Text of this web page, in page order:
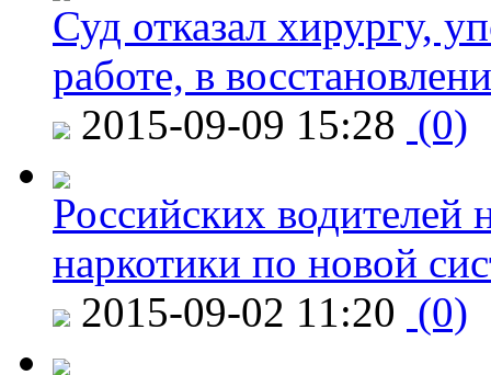
Суд отказал хирургу,
работе, в
2015-09-09 15:28 (0)
Российских водителей
наркотики по новой
2015-09-02 11:20 (0)